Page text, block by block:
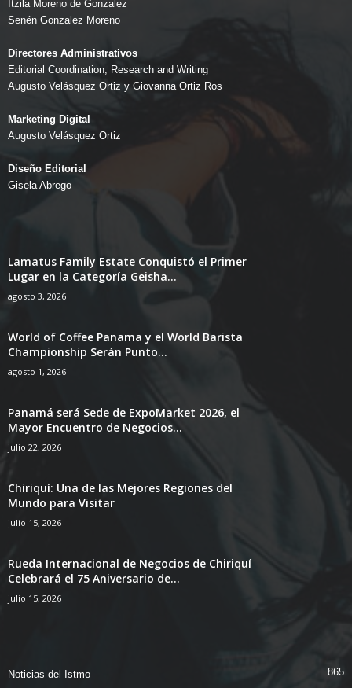
Itzila Moreno de Gonzalez
Senén Gonzalez Moreno
Directores Administrativos
Editorial Coordination, Research and Writing
Augusto Velásquez Ortiz y Giovanna Ortiz Ros
Marketing Digital
Augusto Velásquez Ortiz
Diseño Editorial
Gisela Abrego
Lamatus Family Estate Conquistó el Primer
Lugar en la Categoría Geisha...
agosto 3, 2026
World of Coffee Panama y el World Barista
Championship Serán Punto...
agosto 1, 2026
Panamá será Sede de ExpoMarket 2026, el
Mayor Encuentro de Negocios...
julio 22, 2026
Chiriquí: Una de las Mejores Regiones del
Mundo para Visitar
julio 15, 2026
Rueda Internacional de Negocios de Chiriquí
Celebrará el 75 Aniversario de...
julio 15, 2026
Noticias del Istmo 865